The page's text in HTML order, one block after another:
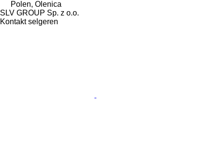
Polen, Olenica
SLV GROUP Sp. z o.o.
Kontakt selgeren